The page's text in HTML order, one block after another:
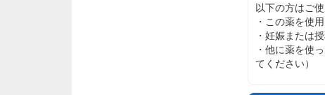
以下の方はご
・この薬を使
・妊娠または
・他に薬を使
てください）